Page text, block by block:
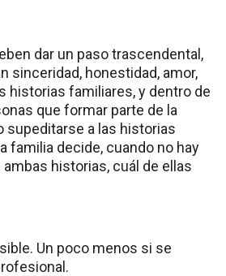
dar un paso trascendental,
sinceridad, honestidad, amor,
historias familiares, y dentro de
que formar parte de la
supeditarse a las historias
familia decide, cuando no hay
historias, cuál de ellas
Un poco menos si se